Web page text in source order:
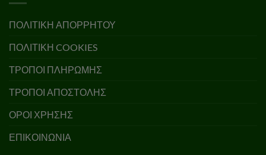
ΠΟΛΙΤΙΚΗ ΑΠΟΡΡΗΤΟΥ
ΠΟΛΙΤΙΚΗ COOKIES
ΤΡΟΠΟΙ ΠΛΗΡΩΜΗΣ
ΤΡΟΠΟΙ ΑΠΟΣΤΟΛΗΣ
ΟΡΟΙ ΧΡΗΣΗΣ
ΕΠΙΚΟΙΝΩΝΙΑ